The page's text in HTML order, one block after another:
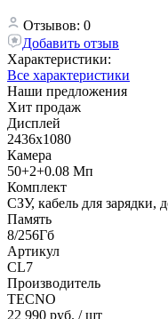
Отзывов: 0
Добавить отзыв
Характеристики:
Все характеристики
Наши предложения
Хит продаж
Дисплей
2436x1080
Камера
50+2+0.08 Мп
Комплект
СЗУ, кабель для зарядки,
Память
8/256Гб
Артикул
CL7
Производитель
TECNO
22 990 руб. / шт